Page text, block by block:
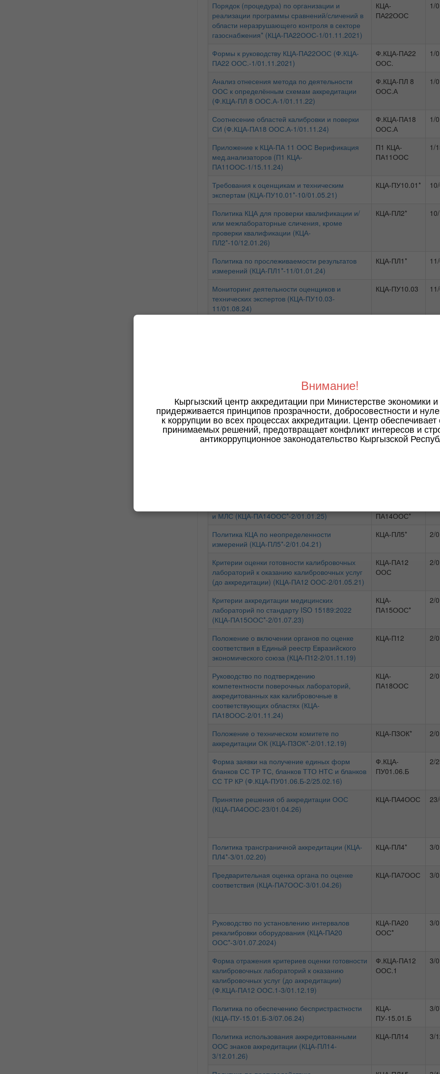
Порядок (процедура) по организации и
реализации программы сравнений/сличений в
области неразрушающего контроля в секторе
газоснабжения* (КЦА-ПА22ООС-1/01.11.2021)
КЦА-
ПА22ООС
1/
Формы к руководству КЦА-ПА22ООС (Ф.КЦА-
ПА22 ООС.-1/01.11.2021)
Ф.КЦА-ПА22
ООС.
1/
Анализ отнесения метода по деятельности
ООС к определённым схемам аккредитации
(Ф.КЦА-ПЛ 8 ООС.А-1/01.11.22)
Ф.КЦА-ПЛ 8
ООС.А
1/
Соотнесение областей калибровки и поверки
СИ (Ф.КЦА-ПА18 ООС.А-1/01.11.24)
Ф.КЦА-ПА18
ООС.А
1/
Приложение к КЦА-ПА 11 ООС Верификация
мед.анализаторов (П1 КЦА-
ПА11ООС-1/15.11.24)
П1 КЦА-
ПА11ООС
1/
Требования к оценщикам и техническим
экспертам (КЦА-ПУ10.01*-10/01.05.21)
КЦА-ПУ10.01*
Политика КЦА для проверки квалификации и/
или межлабораторные сличения, кроме
проверки квалификации (КЦА-
ПЛ2*-10/12.01.26)
КЦА-ПЛ2*
Политика по прослеживаемости результатов
измерений (КЦА-ПЛ1*-11/01.01.24)
КЦА-ПЛ1*
Мониторинг деятельности оценщиков и
технических экспертов (КЦА-ПУ10.03-
11/01.08.24)
КЦА-ПУ10.03
Положение о комиссии по принятию решений
об аккредитации ООС (КЦА-П1-13/01.01.25)
Представление заявки на аккредитацию ООС
(КЦА-ПА1ООС-14/01.04.26)
КЦА-ПА1ООС
и МЛС (КЦА-ПА14ООС*-2/01.01.25)
ПА14ООС*
Политика КЦА по неопределенности
измерений (КЦА-ПЛ5*-2/01.04.21)
КЦА-ПЛ5* 2/
Критерии оценки готовности калибровочных
лабораторий к оказанию калибровочных услуг
(до аккредитации) (КЦА-ПА12 ООС-2/01.05.21)
КЦА-ПА12
ООС
2/
Критерии аккредитации медицинских
лабораторий по стандарту ISO 15189:2022
(КЦА-ПА15ООС*-2/01.07.23)
КЦА-
ПА15ООС*
2/
Положение о включении органов по оценке
соответствия в Единый реестр Евразийского
экономического союза (КЦА-П12-2/01.11.19)
КЦА-П12 2/
Руководство по подтверждению
компетентности поверочных лабораторий,
аккредитованных как калибровочные в
соответствующих областях (КЦА-
ПА18ООС-2/01.11.24)
КЦА-
ПА18ООС
2/
Положение о техническом комитете по
аккредитации ОК (КЦА-П3ОК*-2/01.12.19)
КЦА-П3ОК* 2/
Форма заявки на получение единых форм
бланков СС ТР ТС, бланков ТТО НТС и бланков
СС ТР КР (Ф.КЦА-ПУ01.06.Б-2/25.02.16)
Ф.КЦА-
ПУ01.06.Б
2/
Принятие решения об аккредитации ООС
(КЦА-ПА4ООС-23/01.04.26)
КЦА-ПА4ООС
Политика трансграничной аккредитации (КЦА-
ПЛ4*-3/01.02.20)
КЦА-ПЛ4* 3/
Предварительная оценка органа по оценке
соответствия (КЦА-ПА7ООС-3/01.04.26)
КЦА-ПА7ООС 3/
Руководство по установлению интервалов
рекалибровки оборудования (КЦА-ПА20
ООС*-3/01.07.2024)
КЦА-ПА20
ООС*
3/
Форма отражения критериев оценки готовности
калибровочных лабораторий к оказанию
калибровочных услуг (до аккредитации)
(Ф.КЦА-ПА12 ООС.1-3/01.12.19)
Ф.КЦА-ПА12
ООС.1
3/
Политика по обеспечению беспристрастности
(КЦА-ПУ-15.01.Б-3/07.06.24)
КЦА-
ПУ-15.01.Б
3/
Политика использования аккредитованными
ООС знаков аккредитации (КЦА-ПЛ14-
3/12.01.26)
КЦА-ПЛ14 3/
Внимание!
Кыргызский центр аккредитации при Министерстве экономики
придерживается принципов прозрачности, добросовестности и
к коррупции во всех процессах аккредитации. Центр обеспечивает
принимаемых решений, предотвращает конфликт интересов и
антикоррупционное законодательство Кыргызской